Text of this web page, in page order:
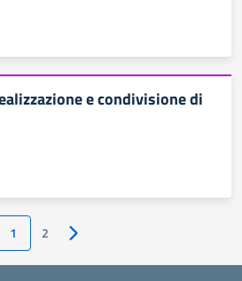
e condivisione di
1 2 Pagina successiva